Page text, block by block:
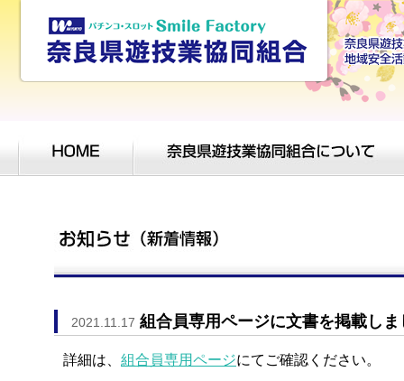
2021.11.17 組合員専用ページに文書を掲載しま
詳細は、 組合員専用ページにてご確認ください。